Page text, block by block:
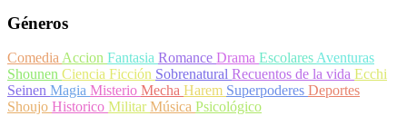
Géneros
ComediaAccion Fantasia Romance Drama EscolaresAventuras
Shounen Ciencia Ficción Sobrenatural Recuentos de la vida Ecchi
Seinen Magia Misterio Mecha Harem Superpoderes Deportes
Shoujo Historico MilitarMúsica Psicológico